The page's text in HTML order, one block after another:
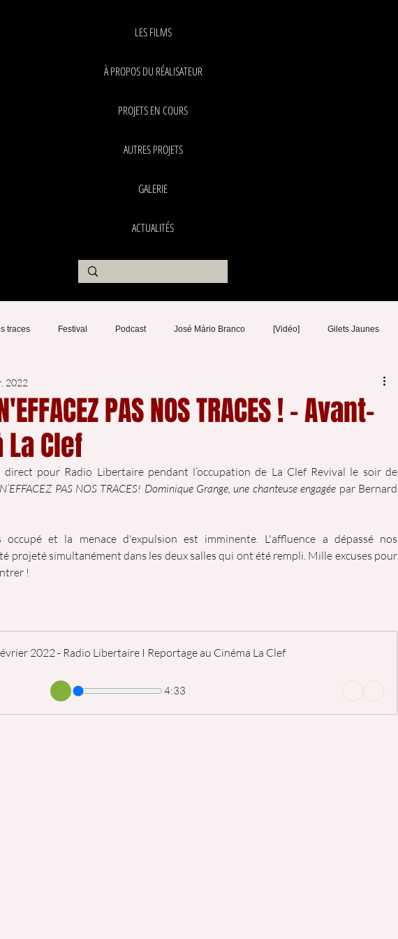
LES FILMS
À PROPOS DU RÉALISATEUR
PROJETS EN COURS
AUTRES PROJETS
GALERIE
ACTUALITÉS
traces Festival Podcast José Mário Branco [Vidéo] Gilets Jaunes
PAS NOS TRACES ! - Avant-
Clef
2022
direct pour Radio Libertaire pendant l’occupation de La Clef Revival le soir de
N’EFFACEZ PAS NOS TRACES! Dominique Grange, une chanteuse engagée par Bernard
et la menace d'expulsion est imminente. L'affluence a dépassé nos
projeté simultanément dans les deux salles qui ont été rempli. Mille excuses pour
!
2022 - Radio Libertaire I Reportage au Cinéma La Clef
4:33